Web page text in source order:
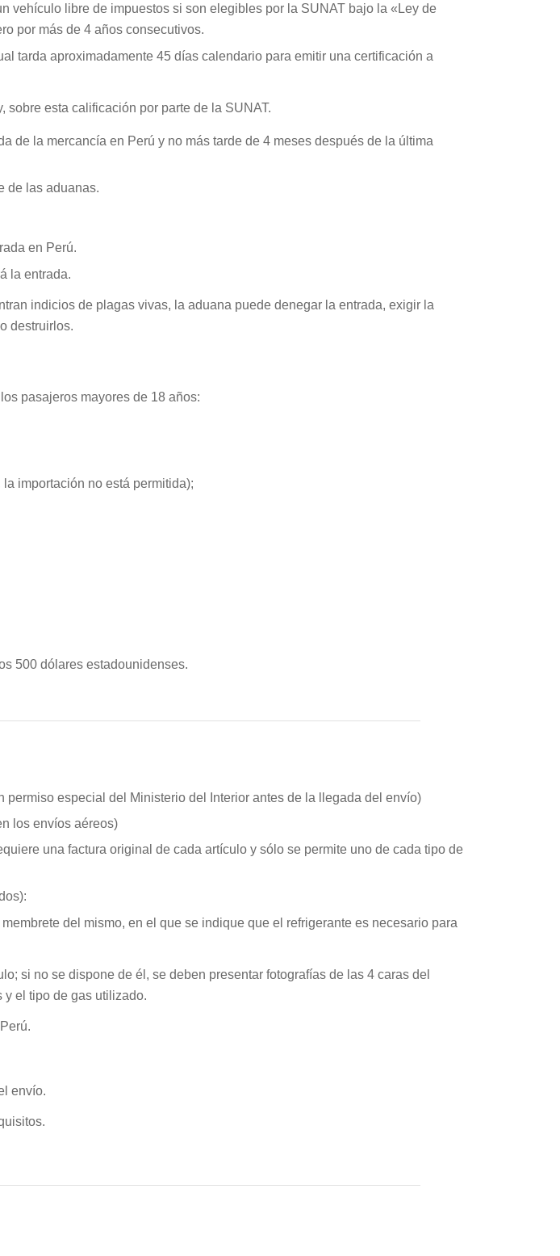
vehículo libre de impuestos si son elegibles por la SUNAT bajo la «Ley de
por más de 4 años consecutivos.
tarda aproximadamente 45 días calendario para emitir una certificación a
sobre esta calificación por parte de la SUNAT.
de la mercancía en Perú y no más tarde de 4 meses después de la última
de las aduanas.
en Perú.
la entrada.
indicios de plagas vivas, la aduana puede denegar la entrada, exigir la
destruirlos.
pasajeros mayores de 18 años:
importación no está permitida);
500 dólares estadounidenses.
especial del Ministerio del Interior antes de la llegada del envío)
los envíos aéreos)
una factura original de cada artículo y sólo se permite uno de cada tipo de
del mismo, en el que se indique que el refrigerante es necesario para
si no se dispone de él, se deben presentar fotografías de las 4 caras del
y el tipo de gas utilizado.
envío.